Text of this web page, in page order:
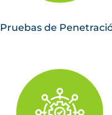
Pruebas de